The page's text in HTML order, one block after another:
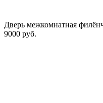
Дверь межкомнатная
9000 руб.